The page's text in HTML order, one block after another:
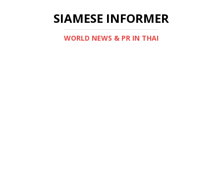
SIAMESE INFORMER
WORLD NEWS & PR IN THAI